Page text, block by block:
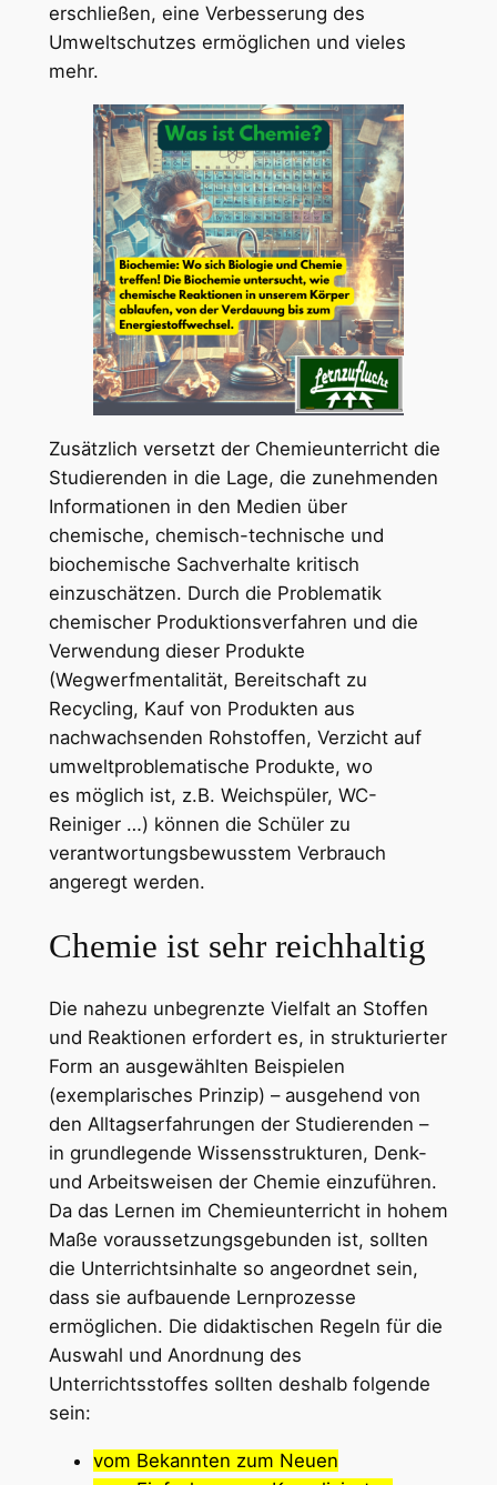
erschließen, eine Verbesserung des
Umweltschutzes ermöglichen und vieles
mehr.
Zusätzlich versetzt der Chemieunterricht die
Studierenden in die Lage, die zunehmenden
Informationen in den Medien über
chemische, chemisch-technische und
biochemische Sachverhalte kritisch
einzuschätzen. Durch die Problematik
chemischer Produktionsverfahren und die
Verwendung dieser Produkte
(Wegwerfmentalität, Bereitschaft zu
Recycling, Kauf von Produkten aus
nachwachsenden Rohstoffen, Verzicht auf
umweltproblematische Produkte, wo
es möglich ist, z.B. Weichspüler, WC-
Reiniger …) können die Schüler zu
verantwortungsbewusstem Verbrauch
angeregt werden.
Chemie ist sehr reichhaltig
Die nahezu unbegrenzte Vielfalt an Stoffen
und Reaktionen erfordert es, in strukturierter
Form an ausgewählten Beispielen
(exemplarisches Prinzip) – ausgehend von
den Alltagserfahrungen der Studierenden –
in grundlegende Wissensstrukturen, Denk-
und Arbeitsweisen der Chemie einzuführen.
Da das Lernen im Chemieunterricht in hohem
Maße voraussetzungsgebunden ist, sollten
die Unterrichtsinhalte so angeordnet sein,
dass sie aufbauende Lernprozesse
ermöglichen. Die didaktischen Regeln für die
Auswahl und Anordnung des
Unterrichtsstoffes sollten deshalb folgende
sein:
vom Bekannten zum Neuen